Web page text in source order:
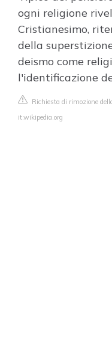
ogni religione
Cristianesimo,
della
deismo come
l'identificazione
Richiesta di rimozione
it.wikipedia.org